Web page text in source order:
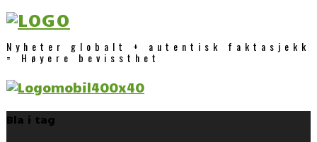
Nyheter globalt + autentisk faktasjekk
= Høyere bevissthet
Bla i tag